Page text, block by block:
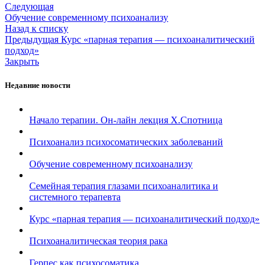
Следующая
Обучение современному психоанализу
Назад к списку
Предыдущая Курс «парная терапия — психоаналитический
подход»
Закрыть
Недавние новости
Начало терапии. Он-лайн лекция Х.Спотница
Психоанализ психосоматических заболеваний
Обучение современному психоанализу
Семейная терапия глазами психоаналитика и
системного терапевта
Курс «парная терапия — психоаналитический подход»
Психоаналитическая теория рака